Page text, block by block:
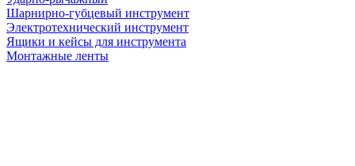
Шарнирно-губцевый инструмент
Электротехнический инструмент
Ящики и кейсы для инструмента
Монтажные ленты